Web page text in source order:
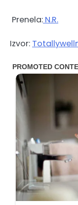
Prenela: N.R.
Izvor: